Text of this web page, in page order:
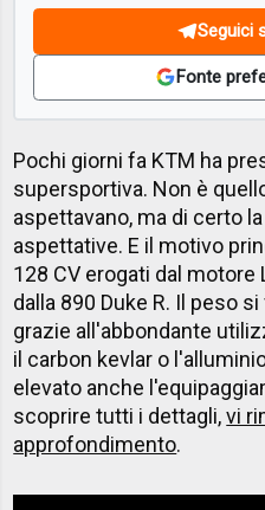
Seguici
Fonte
Pochi giorni fa KTM ha
supersportiva. Non è
aspettavano, ma di certo
aspettative. E il motivo
128 CV erogati dal motore
dalla 890 Duke R. Il peso
grazie all'abbondante
il carbon kevlar o
elevato anche
scoprire tutti i dettagli,vi
approfondimento.